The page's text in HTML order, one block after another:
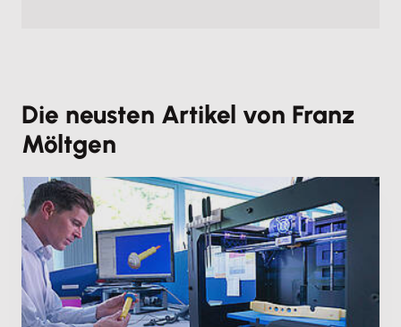
Die neusten Artikel von Franz
Möltgen